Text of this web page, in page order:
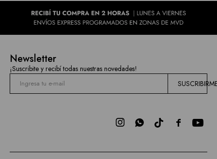
Newsletter
¡Suscribite y recibí todas nuestras novedades!

 